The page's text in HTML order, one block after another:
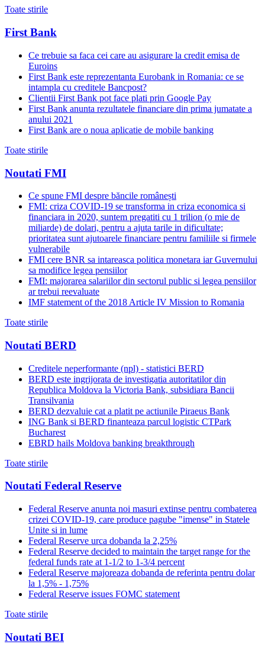
Toate stirile
First Bank
Ce trebuie sa faca cei care au asigurare la credit emisa de
Euroins
First Bank este reprezentanta Eurobank in Romania: ce se
intampla cu creditele Bancpost?
Clientii First Bank pot face plati prin Google Pay
First Bank anunta rezultatele financiare din prima jumatate a
anului 2021
First Bank are o noua aplicatie de mobile banking
Toate stirile
Noutati FMI
Ce spune FMI despre băncile românești
FMI: criza COVID-19 se transforma in criza economica si
financiara in 2020, suntem pregatiti cu 1 trilion (o mie de
miliarde) de dolari, pentru a ajuta tarile in dificultate;
prioritatea sunt ajutoarele financiare pentru familiile si firmele
vulnerabile
FMI cere BNR sa intareasca politica monetara iar Guvernului
sa modifice legea pensiilor
FMI: majorarea salariilor din sectorul public si legea pensiilor
ar trebui reevaluate
IMF statement of the 2018 Article IV Mission to Romania
Toate stirile
Noutati BERD
Creditele neperformante (npl) - statistici BERD
BERD este ingrijorata de investigatia autoritatilor din
Republica Moldova la Victoria Bank, subsidiara Bancii
Transilvania
BERD dezvaluie cat a platit pe actiunile Piraeus Bank
ING Bank si BERD finanteaza parcul logistic CTPark
Bucharest
EBRD hails Moldova banking breakthrough
Toate stirile
Noutati Federal Reserve
Federal Reserve anunta noi masuri extinse pentru combaterea
crizei COVID-19, care produce pagube "imense" in Statele
Unite si in lume
Federal Reserve urca dobanda la 2,25%
Federal Reserve decided to maintain the target range for the
federal funds rate at 1-1/2 to 1-3/4 percent
Federal Reserve majoreaza dobanda de referinta pentru dolar
la 1,5% - 1,75%
Federal Reserve issues FOMC statement
Toate stirile
Noutati BEI